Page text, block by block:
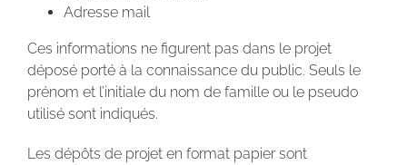
Adresse mail
Ces informations ne figurent pas dans le projet
déposé porté à la connaissance du public. Seuls le
prénom et l’initiale du nom de famille ou le pseudo
utilisé sont indiqués.
Les dépôts de projet en format papier sont